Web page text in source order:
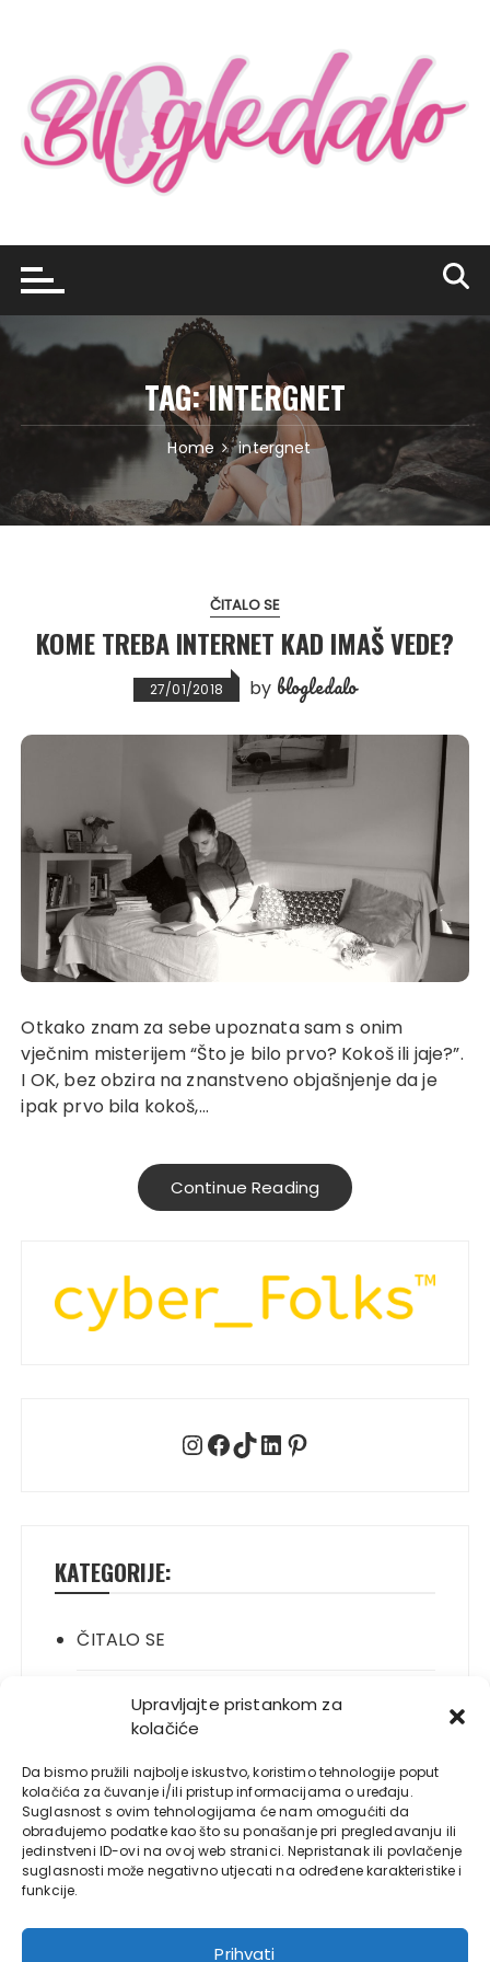
Upravljajte pristankom za
kolačiće
Da bismo pružili najbolje iskustvo, koristimo tehnologije poput
kolačića za čuvanje i/ili pristup informacijama o uređaju.
Suglasnost s ovim tehnologijama će nam omogućiti da
obrađujemo podatke kao što su ponašanje pri pregledavanju ili
jedinstveni ID-ovi na ovoj web stranici. Nepristanak ili povlačenje
suglasnosti može negativno utjecati na određene karakteristike i
funkcije.
Prihvati
TAG:INTERGNET
Home intergnet
ČITALO SE
KOME TREBA INTERNET KAD IMAŠ VEDE?
27/01/2018 by blogledalo
Otkako znam za sebe upoznata sam s onim
vječnim misterijem “Što je bilo prvo? Kokoš ili jaje?”.
I OK, bez obzira na znanstveno objašnjenje da je
ipak prvo bila kokoš,…
Continue Reading
Instagram
Facebook
TikTok
LinkedIn
Pinterest
KATEGORIJE:
ČITALO SE
ITALIANO
NOVO
PLAYBOY